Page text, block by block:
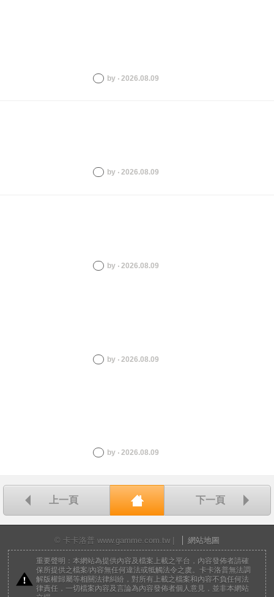
by ‧ 2026.08.09
by ‧ 2026.08.09
by ‧ 2026.08.09
by ‧ 2026.08.09
by ‧ 2026.08.09
上一頁 回首頁
下一頁
© 卡卡洛普 www.gamme.com.tw | 網站地圖
重要聲明：本網站為提供內容及檔案上載之平台，內容發佈者請確
保所提供之檔案/內容無任何違法或牴觸法令之虞。卡卡洛普無法調
解版權歸屬等相關法律糾紛，對所有上載之檔案和內容不負任何法
律責任，一切檔案內容及言論為內容發佈者個人意見，並非本網站